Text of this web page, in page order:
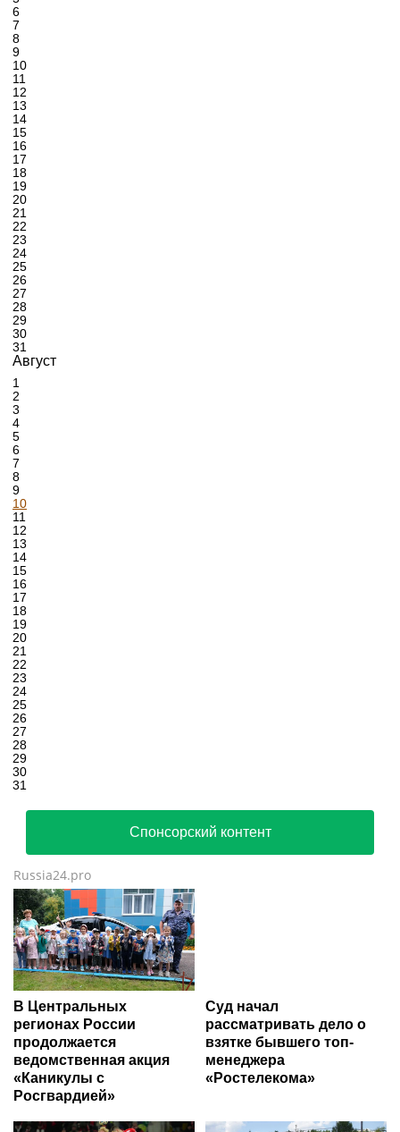
6
7
8
9
10
11
12
13
14
15
16
17
18
19
20
21
22
23
24
25
26
27
28
29
30
31
Август
1
2
3
4
5
6
7
8
9
10
11
12
13
14
15
16
17
18
19
20
21
22
23
24
25
26
27
28
29
30
31
Спонсорский контент
Russia24.pro
В Центральных
регионах России
продолжается
ведомственная акция
«Каникулы с
Росгвардией»
Суд начал
рассматривать дело о
взятке бывшего топ-
менеджера
«Ростелекома»